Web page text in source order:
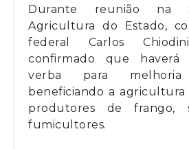
Durante reunião na
Agricultura do Estado,
federal Carlos
confirmado que haverá
verba para
beneficiando a
produtores de frango,
fumicultores.